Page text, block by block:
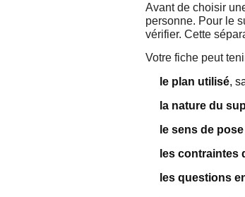
Avant de choisir
personne. Pour le
vérifier. Cette
Votre fiche peut
le plan utilisé,
la nature du
le sens de
les contraintes
les questions